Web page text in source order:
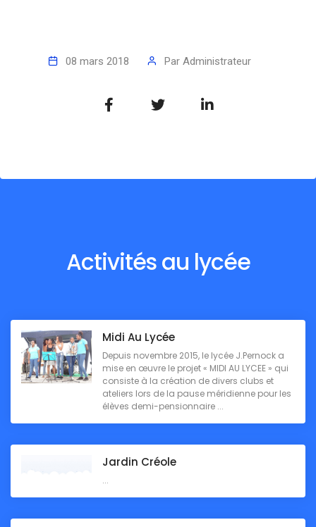
08 mars 2018 Par Administrateur
Activités au lycée
Midi Au Lycée
Depuis novembre 2015, le lycée J.Pernock a
mise en œuvre le projet « MIDI AU LYCEE » qui
consiste à la création de divers clubs et
ateliers lors de la pause méridienne pour les
élèves demi-pensionnaire ...
Jardin Créole
...